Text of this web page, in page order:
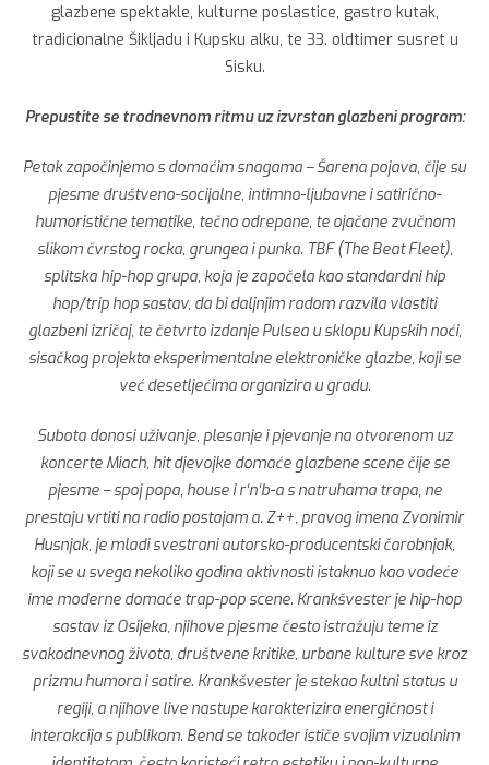
glazbene spektakle, kulturne poslastice, gastro kutak,
tradicionalne Šikljadu i Kupsku alku, te 33. oldtimer susret u
Sisku.
Prepustite se trodnevnom ritmu uz izvrstan glazbeni program:
Petak započinjemo s domaćim snagama – Šarena pojava, čije su
pjesme društveno-socijalne, intimno-ljubavne i satirično-
humoristične tematike, tečno odrepane, te ojačane zvučnom
slikom čvrstog rocka, grungea i punka. TBF (The Beat Fleet),
splitska hip-hop grupa, koja je započela kao standardni hip
hop/trip hop sastav, da bi daljnjim radom razvila vlastiti
glazbeni izričaj, te četvrto izdanje Pulsea u sklopu Kupskih noći,
sisačkog projekta eksperimentalne elektroničke glazbe, koji se
već desetljećima organizira u gradu.
Subota donosi uživanje, plesanje i pjevanje na otvorenom uz
koncerte Miach, hit djevojke domaće glazbene scene čije se
pjesme – spoj popa, house i r‘n‘b-a s natruhama trapa, ne
prestaju vrtiti na radio postajam a. Z++, pravog imena Zvonimir
Husnjak, je mladi svestrani autorsko-producentski čarobnjak,
koji se u svega nekoliko godina aktivnosti istaknuo kao vodeće
ime moderne domaće trap-pop scene. Krankšvester je hip-hop
sastav iz Osijeka, njihove pjesme često istražuju teme iz
svakodnevnog života, društvene kritike, urbane kulture sve kroz
prizmu humora i satire. Krankšvester je stekao kultni status u
regiji, a njihove live nastupe karakterizira energičnost i
interakcija s publikom. Bend se također ističe svojim vizualnim